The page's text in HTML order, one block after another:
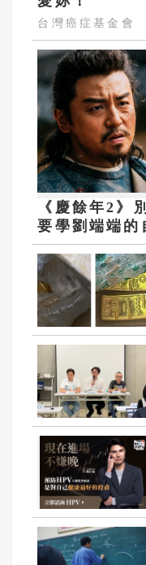
台灣癌症基金會
《慶餘年2》
要學劉端端的